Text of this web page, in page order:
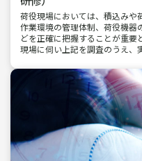
荷役現場においては、積込みや
作業環境の管理体制、荷役機器
どを正確に把握することが重要
現場に伺い上記を調査のうえ